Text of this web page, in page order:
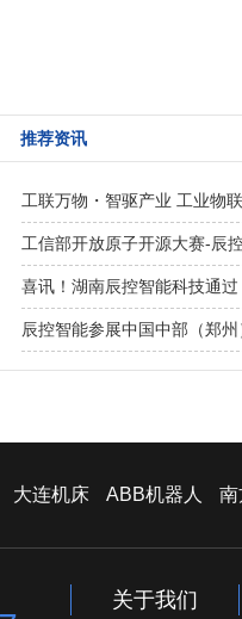
推荐资讯
工联万物・智驱产业 工业物
工信部开放原子开源大赛-辰
喜讯！湖南辰控智能科技通
辰控智能参展中国中部（郑
大连机床 ABB机器人 南
关于我们